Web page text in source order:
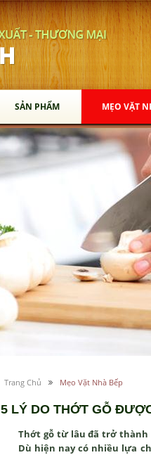
SẢN PHẨM MẸO VẶT
Trang Chủ Mẹo Vặt Nhà Bếp
5 LÝ DO THỚT GỖ
Thớt gỗ từ lâu đã trở thành
Dù hiện nay có nhiều lựa